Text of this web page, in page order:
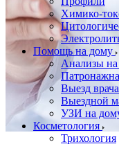
Химико-
Помощь на дому
Анализы
Выезд
Выездной
УЗИ на
Косметология
Трихология